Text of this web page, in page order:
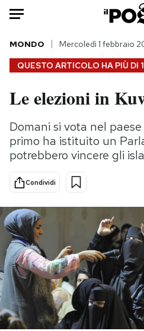
HOME
Italia
Politica
Tecnologia
Scienza
Economia
Sport
PODCAST
QUESTO ARTICOLO HA PIÙ DI
MONDO Mercoledì 1 febbraio
Le elezioni in
Domani si vota nel
primo ha istituito un
potrebbero vincere gli
Condividi